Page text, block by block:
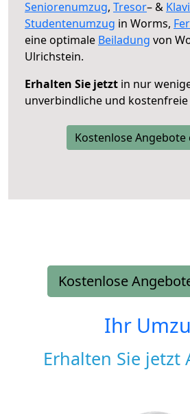
Seniorenumzug, Tresor– &
Studentenumzug in Worms,
eine optimale Beiladung von
Ulrichstein.
Erhalten Sie jetzt in nur
unverbindliche und kostenfreie
Kostenlose Angebote
Kostenlose
Ihr
Erhalten Sie jetzt